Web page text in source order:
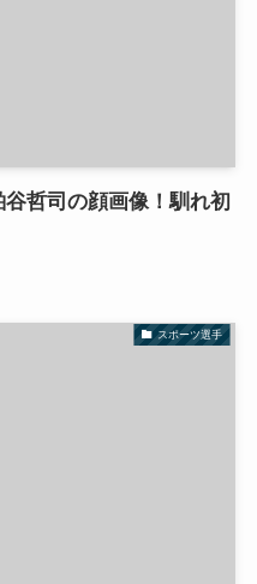
哲司の顔画像！馴れ初
スポーツ選手